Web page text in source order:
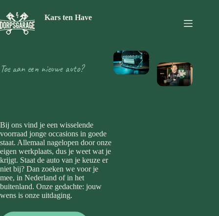
naar
de
inhoud
Kars ten Have
Toe aan een nieuwe auto?
Bij ons vind je een wisselende
voorraad jonge occasions in goede
staat. Allemaal nagelopen door onze
eigen werkplaats, dus je weet wat je
krijgt. Staat de auto van je keuze er
niet bij? Dan zoeken we voor je
mee, in Nederland of in het
buitenland. Onze gedachte: jouw
wens is onze uitdaging.